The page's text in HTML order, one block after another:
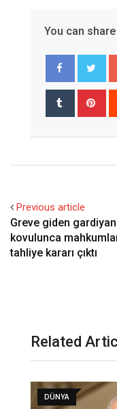
You can
Tumblr
Previous article
Greve giden
kovulunca
tahliye kararı çıktı
Related
DÜNYA